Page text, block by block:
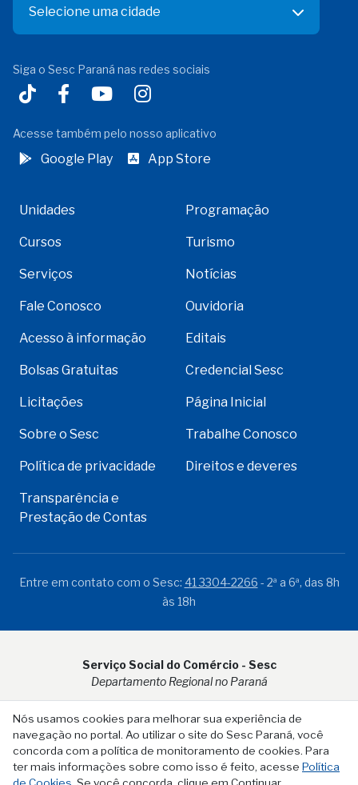
Nós usamos cookies para melhorar sua experiência de
navegação no portal. Ao utilizar o site do Sesc Paraná, você
concorda com a política de monitoramento de cookies. Para
ter mais informações sobre como isso é feito, acesse Política
Selecione uma cidade
Siga o Sesc Paraná nas redes sociais
Acesse também pelo nosso aplicativo
Google Play App Store
Unidades Programação
Cursos Turismo
Serviços Notícias
Fale Conosco Ouvidoria
Acesso à informação Editais
Bolsas Gratuitas Credencial Sesc
Licitações Página Inicial
Sobre o Sesc Trabalhe Conosco
Política de privacidade Direitos e deveres
Transparência e
Prestação de Contas
Entre em contato com o Sesc: 41 3304-2266 - 2ª a 6ª, das 8h
às 18h
Serviço Social do Comércio - Sesc
Departamento Regional no Paraná
Rua Visconde do Rio Branco, 931 - CEP 80.410-001 - Curitiba -
PR